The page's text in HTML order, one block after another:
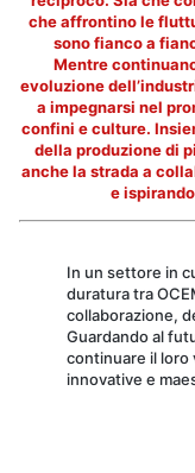
che affrontino le
sono fianco a
Mentre
evoluzione
a impegnarsi nel
confini e culture.
della produzione di
anche la strada a
e
In un settore in
duratura tra
collaborazione,
Guardando al
continuare il loro
innovative e